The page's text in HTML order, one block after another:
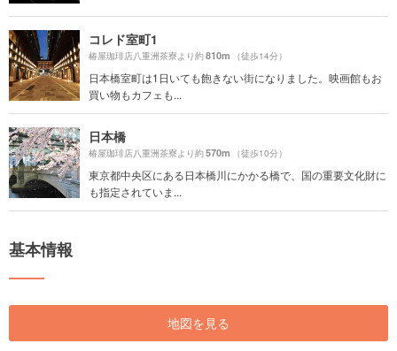
コレド室町1
椿屋珈琲店八重洲茶寮より約810m （徒歩14分）
日本橋室町は1日いても飽きない街になりました。映画館もお
買い物もカフェも...
日本橋
椿屋珈琲店八重洲茶寮より約570m （徒歩10分）
東京都中央区にある日本橋川にかかる橋で、国の重要文化財に
も指定されていま...
基本情報
地図を見る